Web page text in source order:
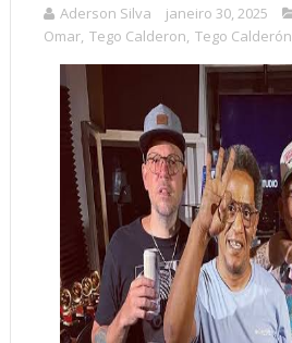
Aderson Silva janeiro 30, 2025
Omar, Tego Calderon, Tego Calderón